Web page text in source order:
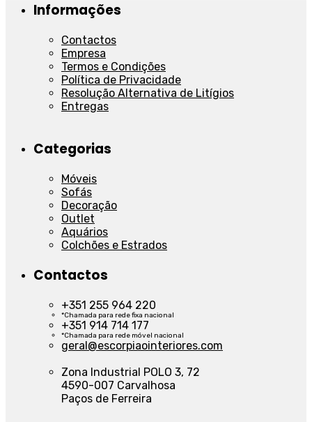
Informações
Contactos
Empresa
Termos e Condições
Política de Privacidade
Resolução Alternativa de Litígios
Entregas
Categorias
Móveis
Sofás
Decoração
Outlet
Aquários
Colchões e Estrados
Contactos
+351 255 964 220
*Chamada para rede fixa nacional
+351 914 714 177
*Chamada para rede móvel nacional
geral@escorpiaointeriores.com
Zona Industrial POLO 3, 72
4590-007 Carvalhosa
Paços de Ferreira